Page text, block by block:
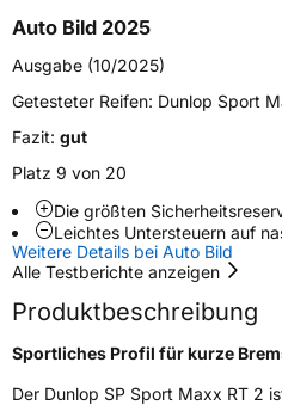
ZustandNeureifen
Verstärkt XL
Felgenschutz
EU Label
EffizienzC
Nasshaftung A
Rollgeräusch (Klasse)B
Auto Bild 2025
Ausgabe (10/2025)
Getesteter Reifen: Dunlop Sport
Fazit: gut
Platz 9 von 20
Die größten
Leichtes Untersteuern auf
Weitere Details bei Auto Bild
Alle Testberichte anzeigen
Produktbeschreibung
Sportliches Profil für kurze
Der Dunlop SP Sport Maxx RT 2